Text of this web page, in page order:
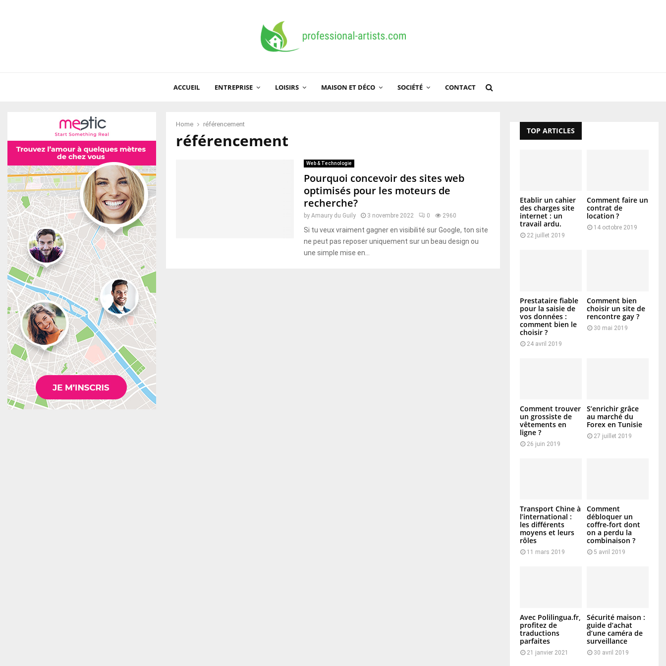
ACCUEIL ENTREPRISE LOISIRS MAISON ET DÉCO SOCIÉTÉ CONTACT
Home référencement
référencement
Web & Technologie
Pourquoi concevoir des sites web
optimisés pour les moteurs de
recherche?
by Amaury du Guily 3 novembre 2022 0 2960
Si tu veux vraiment gagner en visibilité sur Google, ton site
ne peut pas reposer uniquement sur un beau design ou
une simple mise en...
TOP ARTICLES
Etablir un cahier
des charges site
internet : un
travail ardu.
22 juillet 2019
Comment faire un
contrat de
location ?
14 octobre 2019
Prestataire fiable
pour la saisie de
vos données :
comment bien le
choisir ?
24 avril 2019
Comment bien
choisir un site de
rencontre gay ?
30 mai 2019
Comment trouver
un grossiste de
vêtements en
ligne ?
26 juin 2019
S’enrichir grâce
au marché du
Forex en Tunisie
27 juillet 2019
Transport Chine à
l’international :
les différents
moyens et leurs
rôles
11 mars 2019
Comment
débloquer un
coffre-fort dont
on a perdu la
combinaison ?
5 avril 2019
Avec Polilingua.fr,
profitez de
traductions
parfaites
21 janvier 2021
Sécurité maison :
guide d’achat
d’une caméra de
surveillance
30 avril 2019